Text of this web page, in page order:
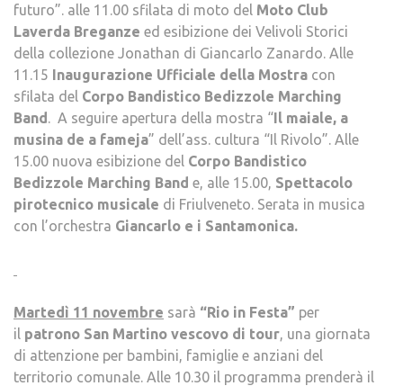
futuro”. alle 11.00 sfilata di moto del Moto Club
Laverda Breganze ed esibizione dei Velivoli Storici
della collezione Jonathan di Giancarlo Zanardo. Alle
11.15 Inaugurazione Ufficiale della Mostra con
sfilata del Corpo Bandistico Bedizzole Marching
Band. A seguire apertura della mostra “Il maiale, a
musina de a fameja” dell’ass. cultura “Il Rivolo”. Alle
15.00 nuova esibizione del Corpo Bandistico
Bedizzole Marching Band e, alle 15.00, Spettacolo
pirotecnico musicale di Friulveneto. Serata in musica
con l’orchestra Giancarlo e i Santamonica.
Martedì 11 novembre sarà “Rio in Festa” per
il patrono San Martino vescovo di tour, una giornata
di attenzione per bambini, famiglie e anziani del
territorio comunale. Alle 10.30 il programma prenderà il